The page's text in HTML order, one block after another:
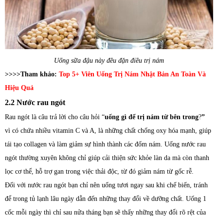
Uống sữa đậu này đều đặn điều trị nám
>>>>Tham khảo: Top 5+ Viên Uống Trị Nám Nhật Bản An Toàn Và
Hiệu Quả
2.2 Nước rau ngót
Rau ngót là câu trả lời cho câu hỏi “uống gì để trị nám từ bên trong?”
vì có chứa nhiều vitamin C và A, là những chất chống oxy hóa mạnh, giúp
tái tạo collagen và làm giảm sự hình thành các đốm nám. Uống nước rau
ngót thường xuyên không chỉ giúp cải thiện sức khỏe làn da mà còn thanh
lọc cơ thể, hỗ trợ gan trong việc thải độc, từ đó giảm nám từ gốc rễ.
Đối với nước rau ngót bạn chỉ nên uống tươi ngay sau khi chế biến, tránh
để trong tủ lạnh lâu ngày dẫn đến những thay đổi về dưỡng chất. Uống 1
cốc mỗi ngày thì chỉ sau nửa tháng bạn sẽ thấy những thay đổi rõ rệt của